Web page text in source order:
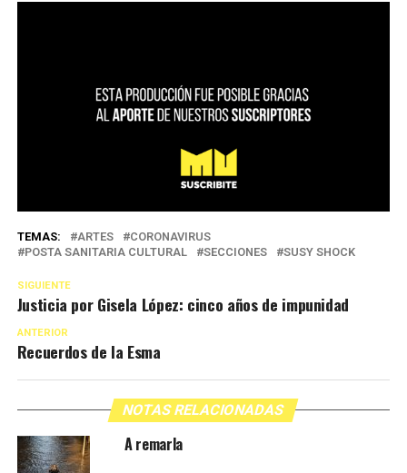
TEMAS: ARTES
CORONAVIRUS
POSTA SANITARIA CULTURAL
SECCIONES SUSY SHOCK
SIGUIENTE
Justicia por Gisela López: cinco años de impunidad
ANTERIOR
Recuerdos de la Esma
NOTAS RELACIONADAS
A remarla